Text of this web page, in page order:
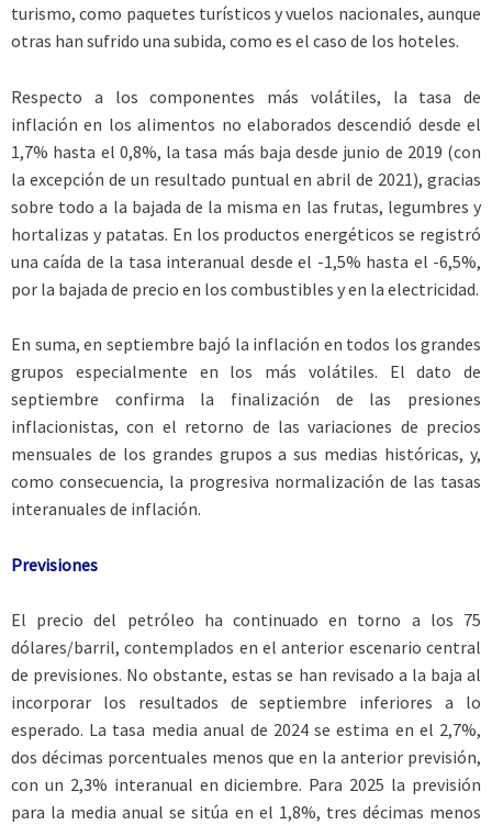
turismo, como paquetes turísticos y vuelos nacionales, aunque
otras han sufrido una subida, como es el caso de los hoteles.
Respecto a los componentes más volátiles, la tasa de
inflación en los alimentos no elaborados descendió desde el
1,7% hasta el 0,8%, la tasa más baja desde junio de 2019 (con
la excepción de un resultado puntual en abril de 2021), gracias
sobre todo a la bajada de la misma en las frutas, legumbres y
hortalizas y patatas. En los productos energéticos se registró
una caída de la tasa interanual desde el -1,5% hasta el -6,5%,
por la bajada de precio en los combustibles y en la electricidad.
En suma, en septiembre bajó la inflación en todos los grandes
grupos especialmente en los más volátiles. El dato de
septiembre confirma la finalización de las presiones
inflacionistas, con el retorno de las variaciones de precios
mensuales de los grandes grupos a sus medias históricas, y,
como consecuencia, la progresiva normalización de las tasas
interanuales de inflación.
Previsiones
El precio del petróleo ha continuado en torno a los 75
dólares/barril, contemplados en el anterior escenario central
de previsiones. No obstante, estas se han revisado a la baja al
incorporar los resultados de septiembre inferiores a lo
esperado. La tasa media anual de 2024 se estima en el 2,7%,
dos décimas porcentuales menos que en la anterior previsión,
con un 2,3% interanual en diciembre. Para 2025 la previsión
para la media anual se sitúa en el 1,8%, tres décimas menos